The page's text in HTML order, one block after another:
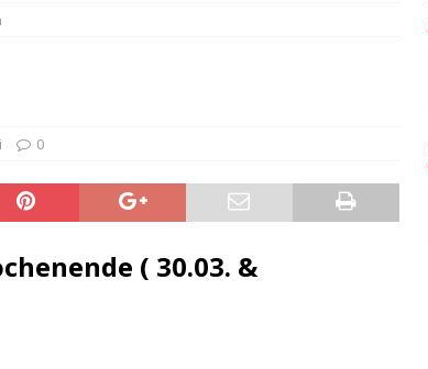
/ Vermisst
/ Vermisst
der Polizei
BLAULICHTMELDUNGEN
/ Öffentlichkeitsfahndung
0
( 30.03. &